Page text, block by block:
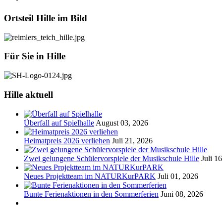
Ortsteil Hille im Bild
Für Sie in Hille
Hille aktuell
Überfall auf Spielhalle August 03, 2026
Heimatpreis 2026 verliehen Juli 21, 2026
Zwei gelungene Schülervorspiele der Musikschule Hille Juli
Neues Projektteam im NATURKurPARK Juli 01, 2026
Bunte Ferienaktionen in den Sommerferien Juni 08, 2026